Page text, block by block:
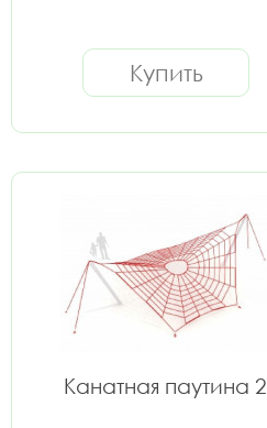
Купить
Канатная паутина 2